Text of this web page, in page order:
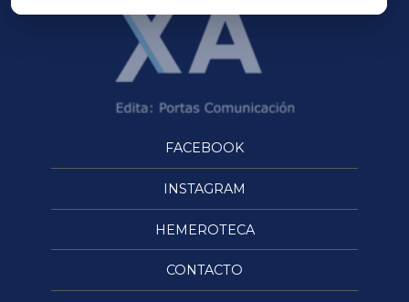
FACEBOOK
INSTAGRAM
HEMEROTECA
CONTACTO